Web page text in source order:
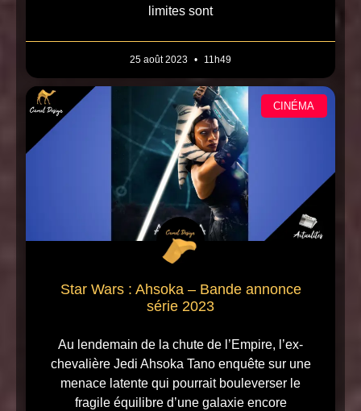
limites sont
25 août 2023 11h49
CINÉMA
Star Wars : Ahsoka – Bande annonce
série 2023
Au lendemain de la chute de l’Empire, l’ex-
chevalière Jedi Ahsoka Tano enquête sur une
menace latente qui pourrait bouleverser le
fragile équilibre d’une galaxie encore